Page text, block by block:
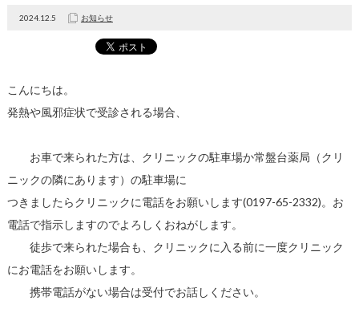
2024.12.5 お知らせ
こんにちは。
発熱や風邪症状で受診される場合、
お車で来られた方は、クリニックの駐車場か常盤台薬局（クリ
ニックの隣にあります）の駐車場に
つきましたらクリニックに電話をお願いします(0197-65-2332)。お
電話で指示しますのでよろしくおねがします。
徒歩で来られた場合も、クリニックに入る前に一度クリニック
にお電話をお願いします。
携帯電話がない場合は受付でお話しください。